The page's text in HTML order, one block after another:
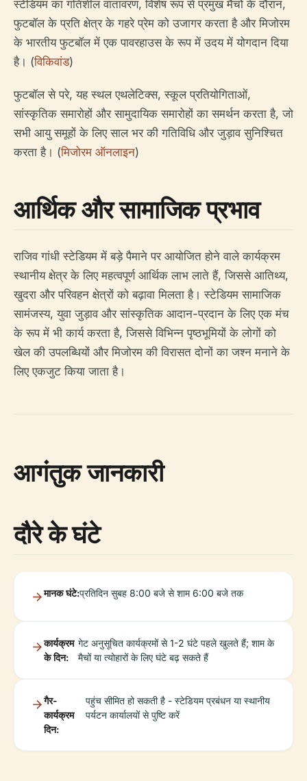
स्टेडियम का गतिशील वातावरण, विशेष रूप से प्रमुख मैचों के दौरान,
फुटबॉल के प्रति क्षेत्र के गहरे प्रेम को उजागर करता है और मिजोरम
के भारतीय फुटबॉल में एक पावरहाउस के रूप में उदय में योगदान दिया
है। (विकिवांड)
फुटबॉल से परे, यह स्थल एथलेटिक्स, स्कूल प्रतियोगिताओं,
सांस्कृतिक समारोहों और सामुदायिक समारोहों का समर्थन करता है, जो
सभी आयु समूहों के लिए साल भर की गतिविधि और जुड़ाव सुनिश्चित
करता है। (मिजोरम ऑनलाइन)
आर्थिक और सामाजिक प्रभाव
राजिव गांधी स्टेडियम में बड़े पैमाने पर आयोजित होने वाले कार्यक्रम
स्थानीय क्षेत्र के लिए महत्वपूर्ण आर्थिक लाभ लाते हैं, जिससे आतिथ्य,
खुदरा और परिवहन क्षेत्रों को बढ़ावा मिलता है। स्टेडियम सामाजिक
सामंजस्य, युवा जुड़ाव और सांस्कृतिक आदान-प्रदान के लिए एक मंच
के रूप में भी कार्य करता है, जिससे विभिन्न पृष्ठभूमियों के लोगों को
खेल की उपलब्धियों और मिजोरम की विरासत दोनों का जश्न मनाने के
लिए एकजुट किया जाता है।
आगंतुक जानकारी
दौरे के घंटे
मानक घंटे:प्रतिदिन सुबह 8:00 बजे से शाम 6:00 बजे तक
कार्यक्रम
के दिन:
गेट अनुसूचित कार्यक्रमों से 1-2 घंटे पहले खुलते हैं; शाम के
मैचों या त्योहारों के लिए घंटे बढ़ सकते हैं
गैर-
कार्यक्रम
दिन:
पहुंच सीमित हो सकती है - स्टेडियम प्रबंधन या स्थानीय
पर्यटन कार्यालयों से पुष्टि करें